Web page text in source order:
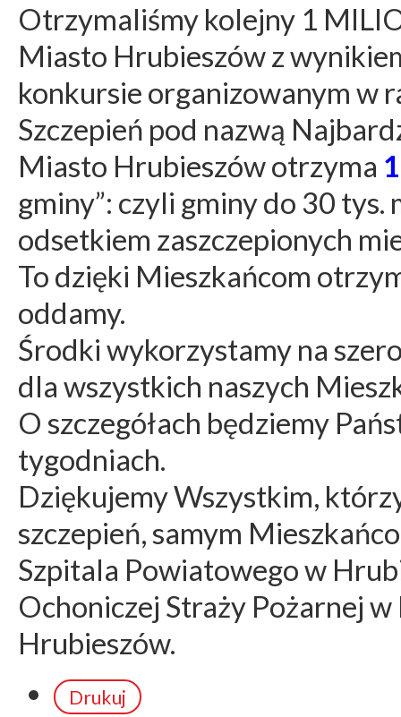
Otrzymaliśmy kolejny 1
Miasto Hrubieszów z
konkursie organizowanym w
Szczepień pod nazwą
Miasto Hrubieszów otrzyma
gminy”: czyli gminy do 30
odsetkiem zaszczepionych
To dzięki Mieszkańcom
oddamy.
Środki wykorzystamy na
dla wszystkich naszych
O szczegółach będziemy
tygodniach.
Dziękujemy Wszystkim,
szczepień, samym
Szpitala Powiatowego w
Ochoniczej Straży Pożarnej
Hrubieszów.
Drukuj